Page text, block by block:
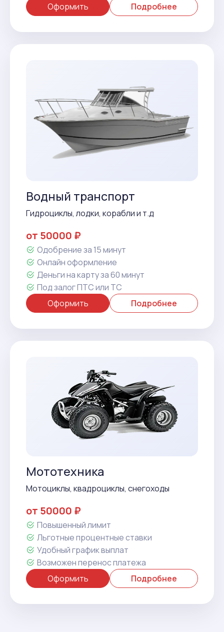
Оформить Подробнее
Водный транспорт
Гидроциклы, лодки, корабли и т.д
от 50000 ₽
Одобрение за 15 минут
Онлайн оформление
Деньги на карту за 60 минут
Под залог ПТС или ТС
Оформить
Подробнее
Мототехника
Мотоциклы, квадроциклы, снегоходы
от 50000 ₽
Повышенный лимит
Льготные процентные ставки
Удобный график выплат
Возможен перенос платежа
Оформить
Подробнее